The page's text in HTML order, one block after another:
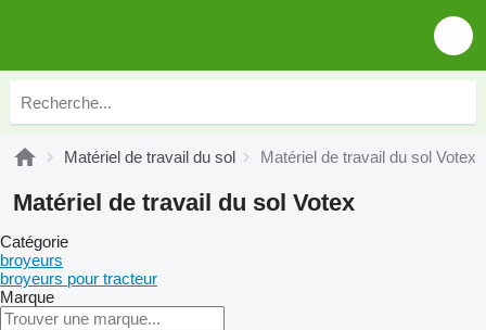
Matériel de travail du sol Matériel de travail du sol Votex
Matériel de travail du sol Votex
Catégorie
broyeurs
broyeurs pour tracteur
Marque